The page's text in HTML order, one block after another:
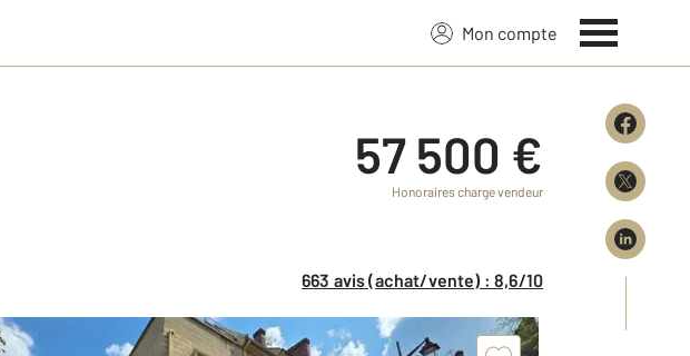
Mon compte
57 500 €
Honoraires charge vendeur
663 avis (achat/vente) : 8,6/10